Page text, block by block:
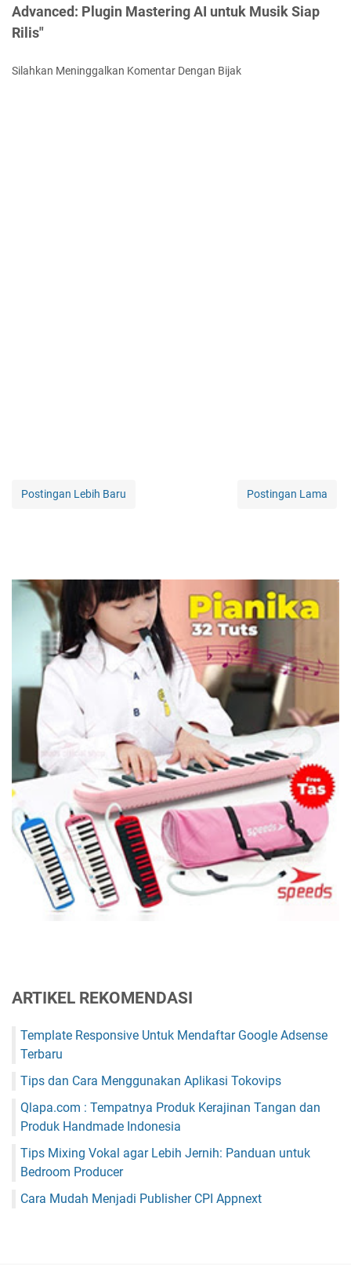
Advanced: Plugin Mastering AI untuk Musik Siap
Rilis"
Silahkan Meninggalkan Komentar Dengan Bijak
Postingan Lebih Baru Postingan Lama
ARTIKEL REKOMENDASI
Template Responsive Untuk Mendaftar Google Adsense
Terbaru
Tips dan Cara Menggunakan Aplikasi Tokovips
Qlapa.com : Tempatnya Produk Kerajinan Tangan dan
Produk Handmade Indonesia
Tips Mixing Vokal agar Lebih Jernih: Panduan untuk
Bedroom Producer
Cara Mudah Menjadi Publisher CPI Appnext